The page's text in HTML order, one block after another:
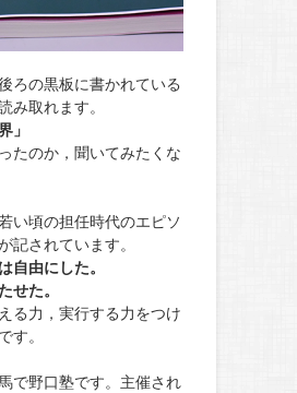
ろの黒板に書かれている
み取れます。
」
たのか，聞いてみたくな
い頃の担任時代のエピソ
記されています。
自由にした。
せた。
る力，実行する力をつけ
す。
で野口塾です。主催され